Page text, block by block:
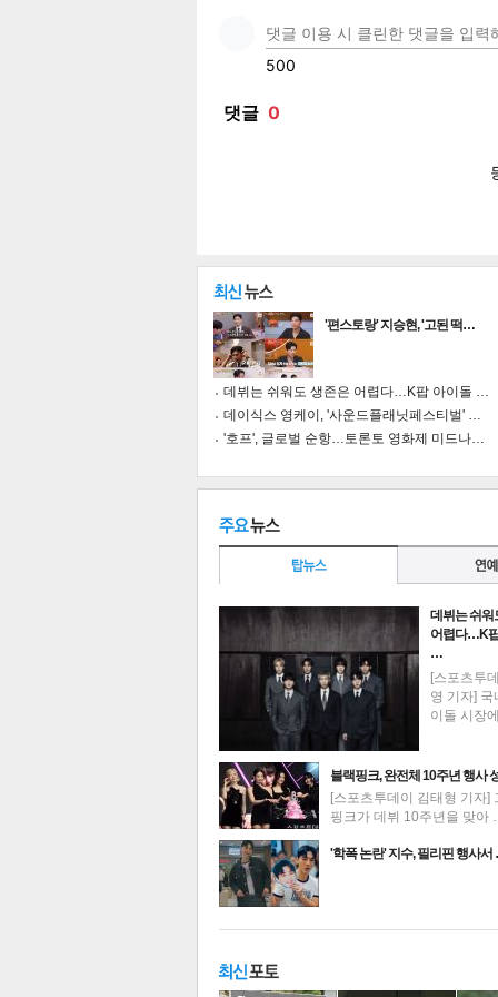
기
트위 카카
최신뉴스
'편스토랑' 지승현, '고된 떡…
데뷔는 쉬워도 생존은 어렵다…K팝 아이돌 …
데이식스 영케이, '사운드플래닛페스티벌' …
'호프', 글로벌 순항…토론토 영화제 미드나…
데뷔는 쉬워
어렵다…K
…
[스포츠투
영 기자] 국
이돌 시장
블랙핑크, 완전체 10주년 행사
[스포츠투데이 김태형 기자]
핑크가 데뷔 10주년을 맞아
'학폭 논란' 지수, 필리핀 행사